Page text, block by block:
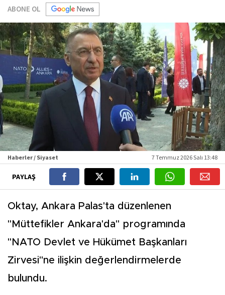
ABONE OL
Haberler / Siyaset 7 Temmuz 2026 Salı 13:48
PAYLAŞ
Oktay, Ankara Palas'ta düzenlenen
"Müttefikler Ankara'da" programında
"NATO Devlet ve Hükümet Başkanları
Zirvesi"ne ilişkin değerlendirmelerde
bulundu.